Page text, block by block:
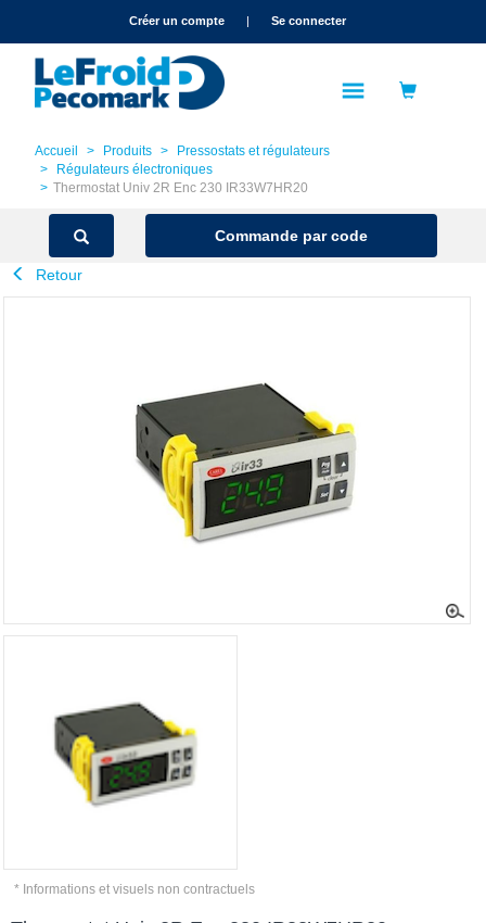
text.skipToNavigationCréer un compte | Se connecter
Accueil Produits
Pressostats et régulateurs
Régulateurs électroniques
Thermostat Univ 2R Enc 230 IR33W7HR20
Commande par code
Retour
* Informations et visuels non contractuels